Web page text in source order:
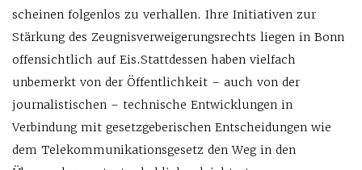
scheinen folgenlos zu verhallen. Ihre Initiativen zur
Stärkung des Zeugnisverweigerungsrechts liegen in Bonn
offensichtlich auf Eis.Stattdessen haben vielfach
unbemerkt von der Öffentlichkeit – auch von der
journalistischen – technische Entwicklungen in
Verbindung mit gesetzgeberischen Entscheidungen wie
dem Telekommunikationsgesetz den Weg in den